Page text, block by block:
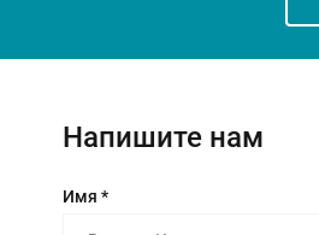
Напишите нам
Имя *